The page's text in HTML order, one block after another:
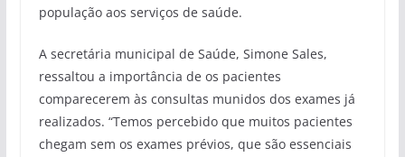
população aos serviços de saúde.
A secretária municipal de Saúde, Simone Sales,
ressaltou a importância de os pacientes
comparecerem às consultas munidos dos exames já
realizados. “Temos percebido que muitos pacientes
chegam sem os exames prévios, que são essenciais